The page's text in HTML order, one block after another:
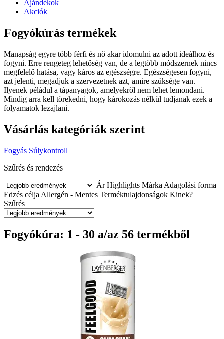
Ajándékok
Akciók
Fogyókúrás termékek
Manapság egyre több férfi és nő akar idomulni az adott ideálhoz és
fogyni. Erre rengeteg lehetőség van, de a legtöbb módszernek nincs
megfelelő hatása, vagy káros az egészségre. Egészségesen fogyni,
azt jelenti, megadjuk a szervezetnek azt, amire szüksége van.
Ilyenek péládul a tápanyagok, amelyekről nem lehet lemondani.
Mindig arra kell törekedni, hogy károkozás nélkül tudjanak ezek a
folyamatok lezajlani.
Vásárlás kategóriák szerint
Fogyás Súlykontroll
Szűrés és rendezés
Ár Highlights Márka Adagolási forma
Edzés célja Allergén - Mentes Terméktulajdonságok Kinek?
Szűrés
Fogyókúra: 1 - 30 a/az 56 termékből